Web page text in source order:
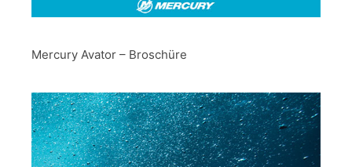
Mercury Avator – Broschüre